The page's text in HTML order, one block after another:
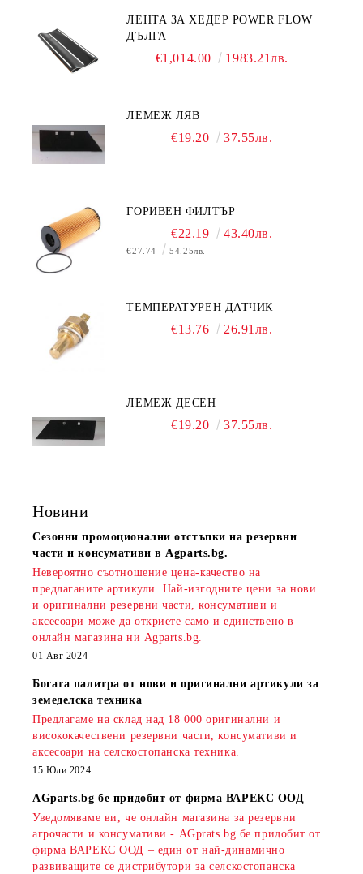
ЛЕНТА ЗА ХЕДЕР POWER FLOW
ДЪЛГА
€1,014.00 1983.21лв.
ЛЕМЕЖ ЛЯВ
€19.20 37.55лв.
ГОРИВЕН ФИЛТЪР
€22.19 43.40лв.
€27.74 54.25лв.
ТЕМПЕРАТУРЕН ДАТЧИК
€13.76 26.91лв.
ЛЕМЕЖ ДЕСЕН
€19.20 37.55лв.
Новини
Сезонни промоционални отстъпки на резервни
части и консумативи в Agparts.bg.
Невероятно съотношение цена-качество на
предлаганите артикули. Най-изгодните цени за нови
и оригинални резервни части, консумативи и
аксесоари може да откриете само и единствено в
онлайн магазина ни Agparts.bg.
01 Авг 2024
Богата палитра от нови и оригинални артикули за
земеделска техника
Предлагаме на склад над 18 000 оригинални и
висококачествени резервни части, консумативи и
аксесоари на селскостопанска техника.
15 Юли 2024
AGparts.bg бе придобит от фирма ВАРЕКС ООД
Уведомяваме ви, че онлайн магазина за резервни
агрочасти и консумативи - AGprats.bg бе придобит от
фирма ВАРЕКС ООД – един от най-динамично
развиващите се дистрибутори за селскостопанска